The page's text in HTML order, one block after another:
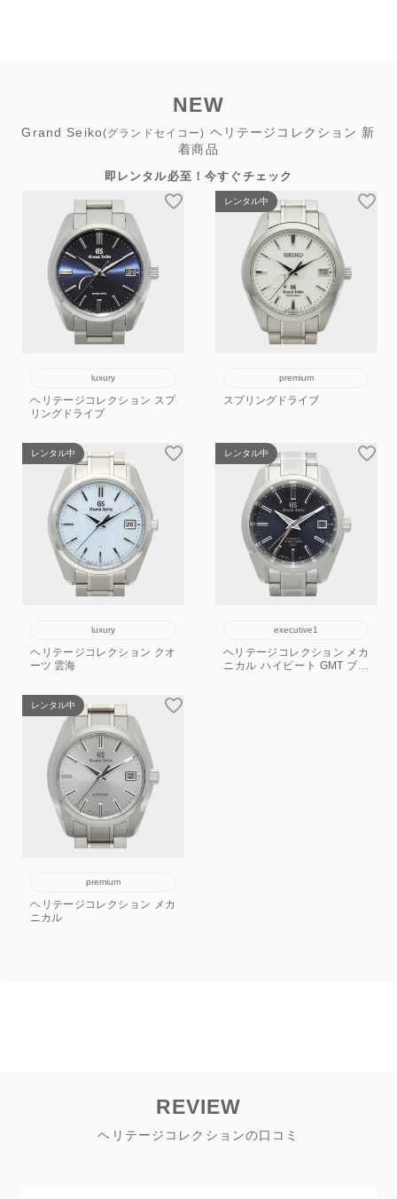
NEW
Grand Seiko(グランドセイコー) ヘリテージコレクション 新
着商品
即レンタル必至！今すぐチェック
luxury
ヘリテージコレクション スプ
リングドライブ
レンタル中
premium
スプリングドライブ
レンタル中
luxury
ヘリテージコレクション クオ
ーツ 雲海
レンタル中
executive1
ヘリテージコレクション メカ
ニカル ハイビート GMT ブテ
レンタル中
premium
ヘリテージコレクション メカ
ニカル
REVIEW
ヘリテージコレクションの口コミ